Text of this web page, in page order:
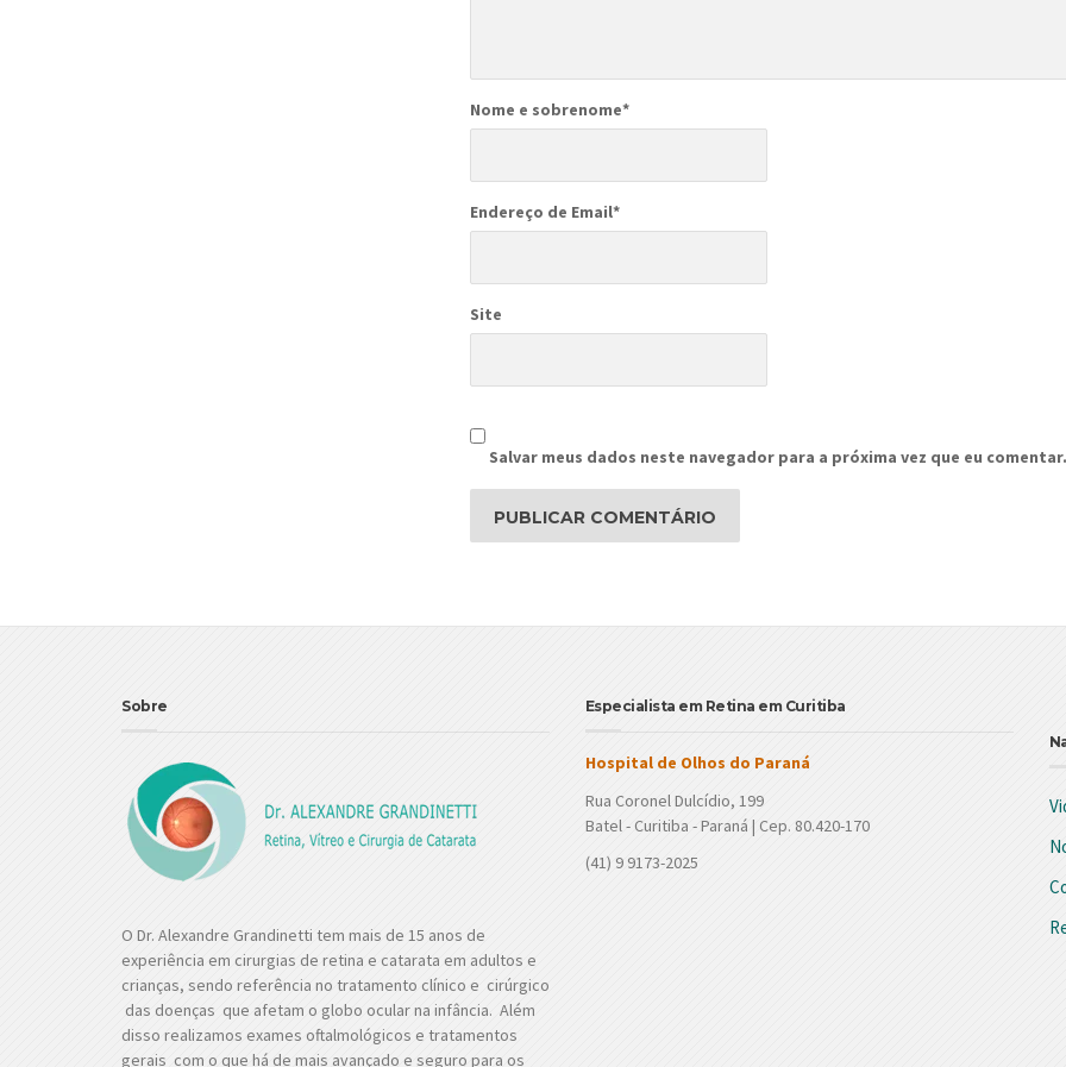
Nome e sobrenome*
Endereço de Email*
Site
Salvar meus dados neste navegador para a próxima vez que eu comentar.
Sobre
O Dr. Alexandre Grandinetti tem mais de 15 anos de
experiência em cirurgias de retina e catarata em adultos e
crianças, sendo referência no tratamento clínico e cirúrgico
das doenças que afetam o globo ocular na infância. Além
disso realizamos exames oftalmológicos e tratamentos
gerais com o que há de mais avançado e seguro para os
Especialista em Retina em Curitiba
Hospital de Olhos do Paraná
Rua Coronel Dulcídio, 199
Batel - Curitiba - Paraná | Cep. 80.420-170
(41) 9 9173-2025